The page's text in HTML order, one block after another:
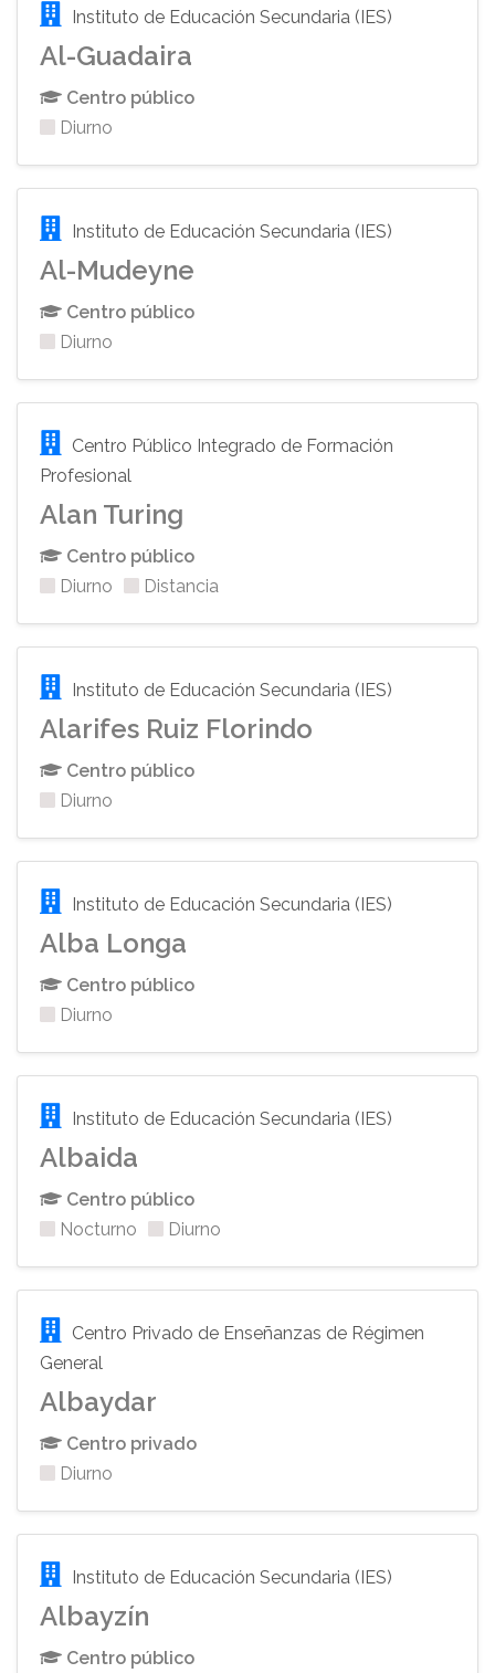
Instituto de Educación Secundaria (IES)
Al-Guadaira
Centro público
Diurno
Instituto de Educación Secundaria (IES)
Al-Mudeyne
Centro público
Diurno
Centro Público Integrado de Formación
Profesional
Alan Turing
Centro público
Diurno
Distancia
Instituto de Educación Secundaria (IES)
Alarifes Ruiz Florindo
Centro público
Diurno
Instituto de Educación Secundaria (IES)
Alba Longa
Centro público
Diurno
Instituto de Educación Secundaria (IES)
Albaida
Centro público
Nocturno
Diurno
Centro Privado de Enseñanzas de Régimen
General
Albaydar
Centro privado
Diurno
Instituto de Educación Secundaria (IES)
Albayzín
Centro público